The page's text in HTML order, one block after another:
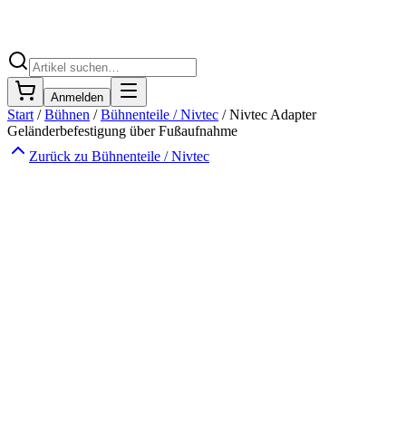
Anmelden
Start /Bühnen /Bühnenteile / Nivtec /Nivtec Adapter
Geländerbefestigung über Fußaufnahme
Zurück zu Bühnenteile / Nivtec